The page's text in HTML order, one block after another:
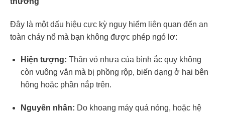
Đây là một dấu hiệu cực kỳ nguy hiểm liên quan đến an
toàn cháy nổ mà bạn không được phép ngó lơ:
Hiện tượng: Thân vỏ nhựa của bình ắc quy không
còn vuông vắn mà bị phồng rộp, biến dạng ở hai bên
hông hoặc phần nắp trên.
Nguyên nhân: Do khoang máy quá nóng, hoặc hệ